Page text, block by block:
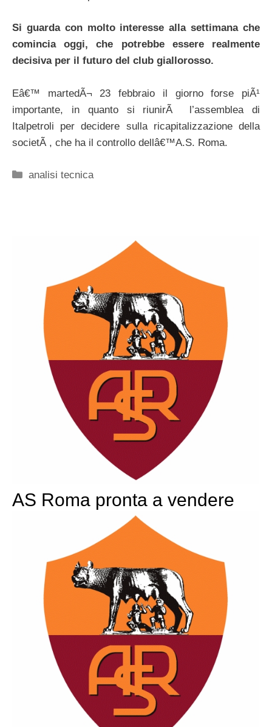
Si guarda con molto interesse alla settimana che
comincia oggi, che potrebbe essere realmente
decisiva per il futuro del club giallorosso.
Eâ€™ martedÃ¬ 23 febbraio il giorno forse piÃ¹
importante, in quanto si riunirÃ l’assemblea di
Italpetroli per decidere sulla ricapitalizzazione della
societÃ , che ha il controllo dellâ€™A.S. Roma.
Categorie
analisi tecnica
AS Roma pronta a vendere